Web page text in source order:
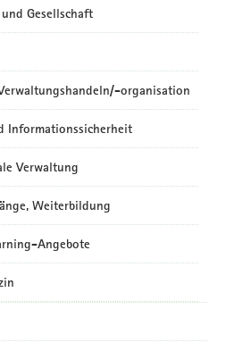
Gesellschaft
organisation
Informationssicherheit
Verwaltung
Weiterbildung
Angebote